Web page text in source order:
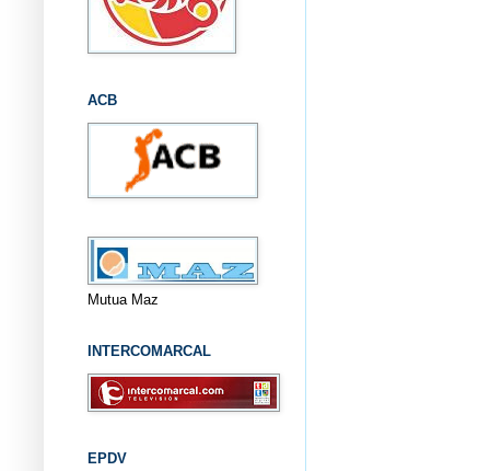
ACB
Mutua Maz
INTERCOMARCAL
EPDV